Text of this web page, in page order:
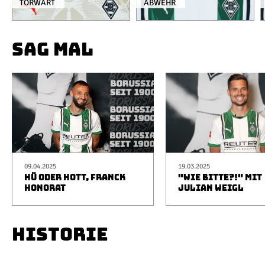
TORWART ABWEHR
SAG MAL
09.04.2025
HÜ ODER HOTT, FRANCK
HONORAT
19.03.2025
"WIE BITTE?!" MIT
JULIAN WEIGL
HISTORIE